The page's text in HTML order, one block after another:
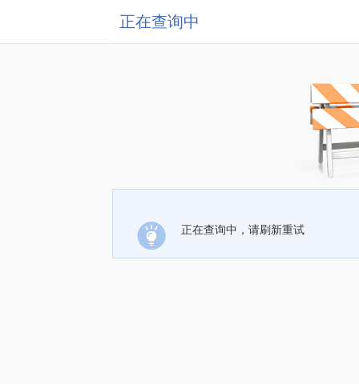
正在查询中
正在查询中，请刷新重试